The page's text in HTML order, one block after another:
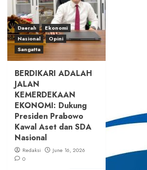
Daerah
Ekonomi
Nasional
Opini
Sangatta
BERDIKARI ADALAH
JALAN
KEMERDEKAAN
EKONOMI: Dukung
Presiden Prabowo
Kawal Aset dan SDA
Nasional
Redaksi
June 16, 2026
0